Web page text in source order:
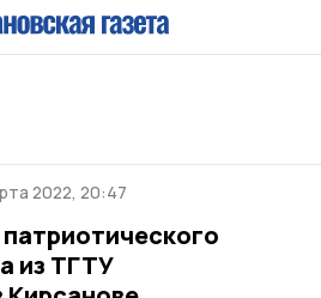
2022, 20:47
из ТГТУ